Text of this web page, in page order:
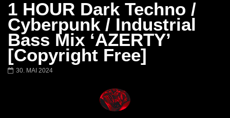
Später
01:29:06
FANTASM @ BLACKWORKS
WEEKEND FESTIVAL –
1 HOUR Dark Techno /
Cyberpunk / Industrial
Bass Mix ‘AZERTY’
[Copyright Free]
30. MAI 2024